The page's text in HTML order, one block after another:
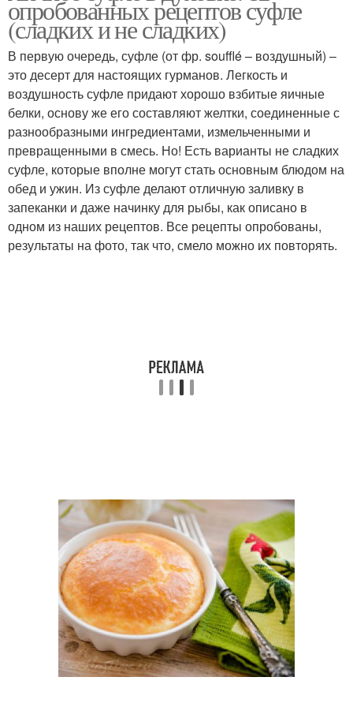
Ингредиенты для торта Продукты для торта
Тест для торта
опробованных рецептов суфле
(сладких и не сладких)
В первую очередь, суфле (от фр. soufflé – воздушный) –
это десерт для настоящих гурманов. Легкость и
воздушность суфле придают хорошо взбитые яичные
белки, основу же его составляют желтки, соединенные с
разнообразными ингредиентами, измельченными и
превращенными в смесь. Но! Есть варианты не сладких
суфле, которые вполне могут стать основным блюдом на
обед и ужин. Из суфле делают отличную заливку в
запеканки и даже начинку для рыбы, как описано в
одном из наших рецептов. Все рецепты опробованы,
результаты на фото, так что, смело можно их повторять.